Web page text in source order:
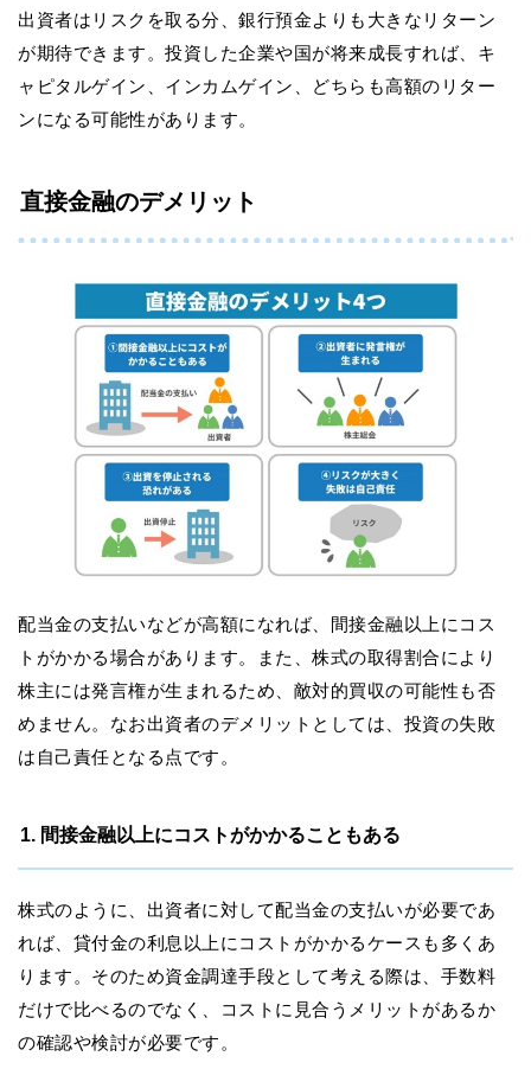
出資者はリスクを取る分、銀行預金よりも大きなリターン
が期待できます。投資した企業や国が将来成長すれば、キ
ャピタルゲイン、インカムゲイン、どちらも高額のリター
ンになる可能性があります。
直接金融のデメリット
配当金の支払いなどが高額になれば、間接金融以上にコス
トがかかる場合があります。また、株式の取得割合により
株主には発言権が生まれるため、敵対的買収の可能性も否
めません。なお出資者のデメリットとしては、投資の失敗
は自己責任となる点です。
1. 間接金融以上にコストがかかることもある
株式のように、出資者に対して配当金の支払いが必要であ
れば、貸付金の利息以上にコストがかかるケースも多くあ
ります。そのため資金調達手段として考える際は、手数料
だけで比べるのでなく、コストに見合うメリットがあるか
の確認や検討が必要です。